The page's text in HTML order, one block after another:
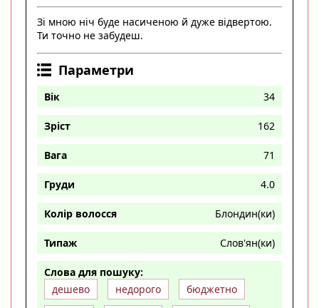
Зі мною ніч буде насиченою й дуже відвертою.
Ти точно не забудеш.
Параметри
Вік 34
Зріст 162
Вага 71
Груди 4.0
Колір волосся Блондин(ки)
Типаж Слов'ян(ки)
Слова для пошуку:
дешево
недорого
бюджетно